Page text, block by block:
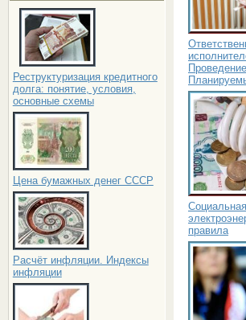
Реструктуризация кредитного
долга: понятие, условия,
основные схемы
Цена бумажных денег СССР
Расчёт инфляции. Индексы
инфляции
правила